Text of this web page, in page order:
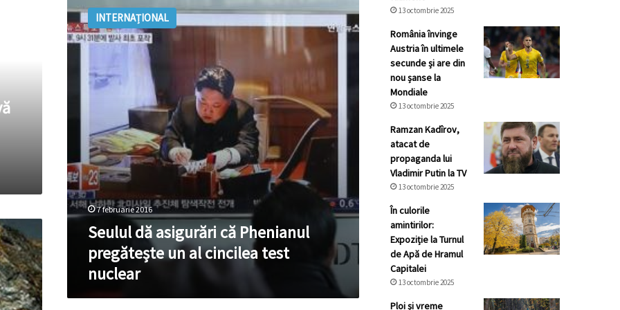
dă
asigurări
că
nuclear
INTERNAȚIONAL
7 februarie 2016
Seulul dă asigurări că Phenianul
pregătește un al cincilea test
nuclear
13 octombrie 2025
România învinge
Austria în ultimele
secunde și are din
nou șanse la
Mondiale
13 octombrie 2025
Ramzan Kadîrov,
atacat de
propaganda lui
Vladimir Putin la TV
13 octombrie 2025
În culorile
amintirilor:
Expoziție la Turnul
de Apă de Hramul
Capitalei
13 octombrie 2025
Ploi și vreme